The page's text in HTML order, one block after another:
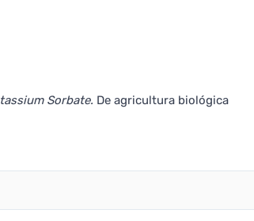
Sorbate. De agricultura biológica